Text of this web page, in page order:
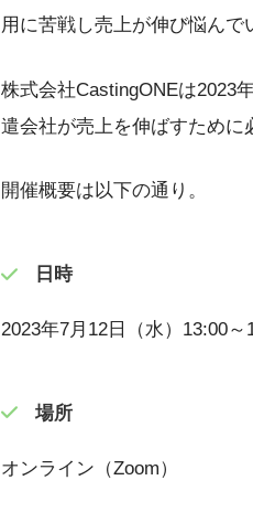
用に苦戦し売上が伸び悩んで
株式会社CastingONEは2023
遣会社が売上を伸ばすために
開催概要は以下の通り。
日時
2023年7月12日（水）13:00～
場所
オンライン（Zoom）